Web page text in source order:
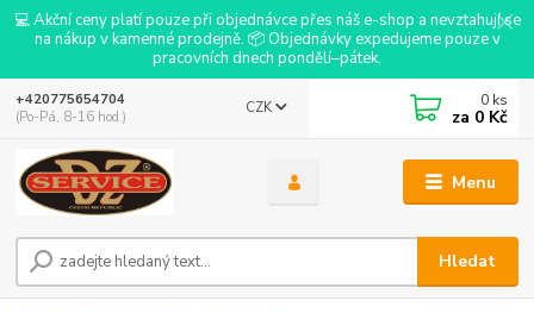
💻 Akční ceny platí pouze při objednávce přes náš e-shop a nevztahují se
na nákup v kamenné prodejně. 📦 Objednávky expedujeme pouze v
pracovních dnech pondělí–pátek.
Menu
CZK
Hledat
+420775654704
(Po-Pá, 8-16 hod.)
0 ks
za 0 Kč